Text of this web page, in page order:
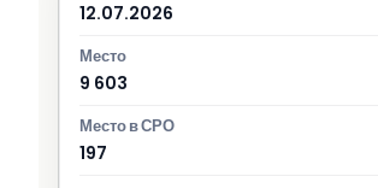
12.07.2026
9 603
197